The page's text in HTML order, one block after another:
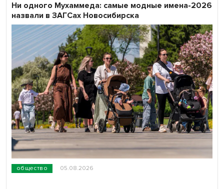
общество 05.08.2026
Ни одного Мухаммеда: самые модные имена-2026
назвали в ЗАГСах Новосибирска